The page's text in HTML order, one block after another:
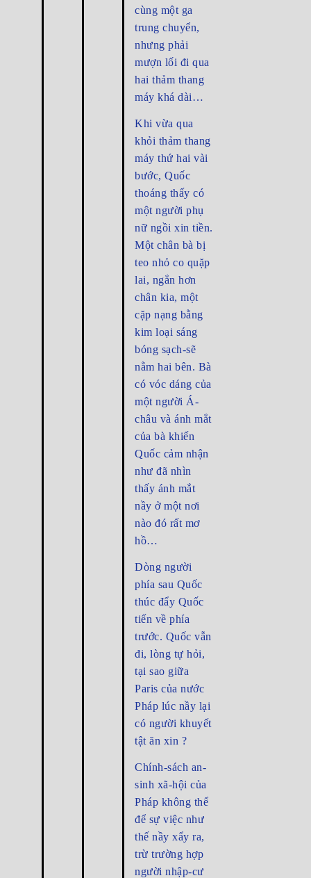
cùng một ga
trung chuyển,
nhưng phải
mượn lối đi qua
hai thảm thang
máy khá dài…
Khi vừa qua
khỏi thảm thang
máy thứ hai vài
bước, Quốc
thoáng thấy có
một người phụ
nữ ngồi xin tiền.
Một chân bà bị
teo nhỏ co quặp
lai, ngắn hơn
chân kia, một
cặp nạng bằng
kim loại sáng
bóng sạch-sẽ
nằm hai bên. Bà
có vóc dáng của
một người Á-
châu và ánh mắt
của bà khiến
Quốc cảm nhận
như đã nhìn
thấy ánh mắt
nầy ở một nơi
nào đó rất mơ
hồ…
Dòng người
phía sau Quốc
thúc đẩy Quốc
tiến về phía
trước. Quốc vẫn
đi, lòng tự hỏi,
tại sao giữa
Paris của nước
Pháp lúc nầy lại
có người khuyết
tật ăn xin ?
Chính-sách an-
sinh xã-hội của
Pháp không thể
để sự việc như
thế nầy xẩy ra,
trừ trường hợp
người nhập-cư